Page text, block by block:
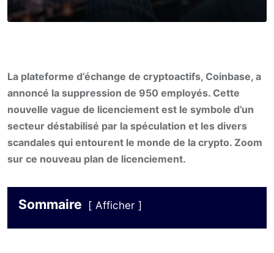
La plateforme d’échange de cryptoactifs, Coinbase, a
annoncé la suppression de 950 employés. Cette
nouvelle vague de licenciement est le symbole d’un
secteur déstabilisé par la spéculation et les divers
scandales qui entourent le monde de la crypto. Zoom
sur ce nouveau plan de licenciement.
Sommaire Afficher